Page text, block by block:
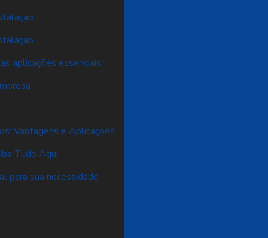
aplicações essenciais
Vantagens e Aplicações
Tudo Aqui
para sua necessidade